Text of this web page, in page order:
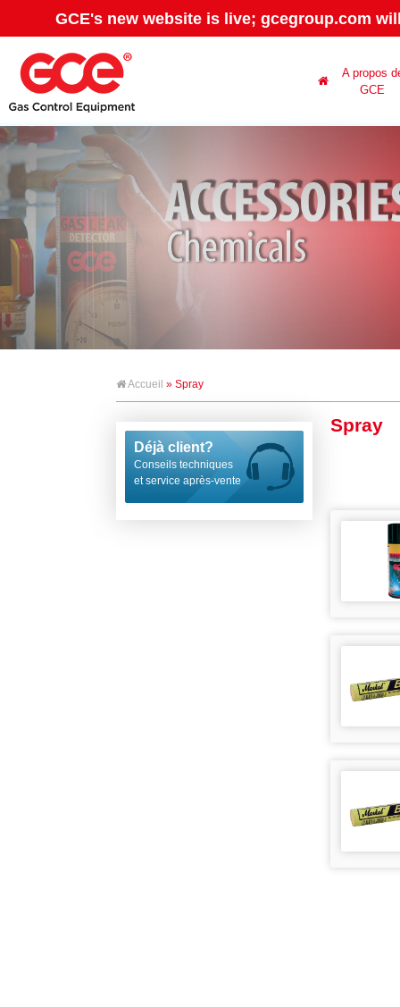
GCE's new website is live; gcegroup.com
A propos
GCE
Accueil » Spray
Déjà client?
Conseils techniques
et service après-vente
Spray